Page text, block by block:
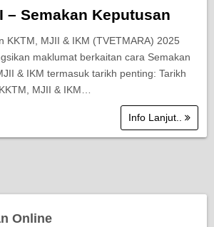
– Semakan Keputusan
KKTM, MJII & IKM (TVETMARA) 2025
maklumat berkaitan cara Semakan
& IKM termasuk tarikh penting: Tarikh
MJII & IKM…
Info Lanjut..
Online